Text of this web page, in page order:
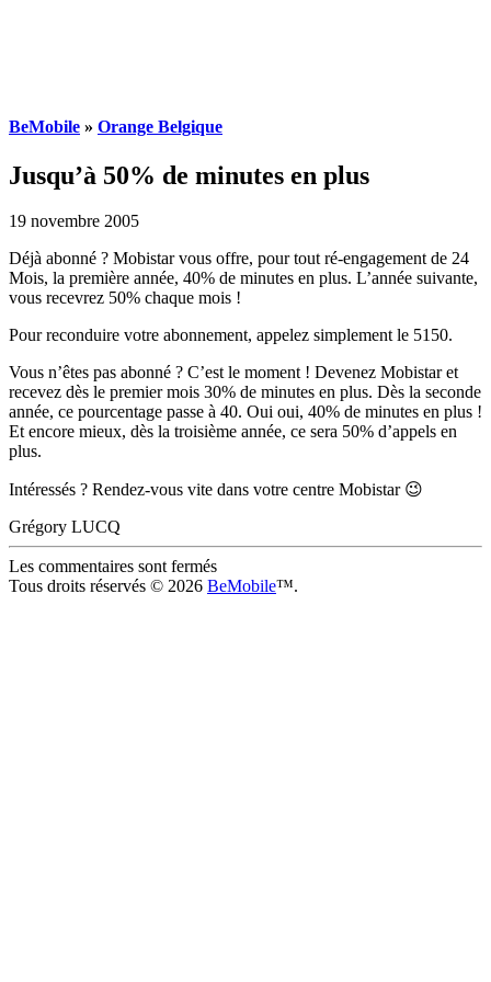
BeMobile » Orange Belgique
Jusqu’à 50% de minutes en plus
19 novembre 2005
Déjà abonné ? Mobistar vous offre, pour tout ré-engagement de 24
Mois, la première année, 40% de minutes en plus. L’année suivante,
vous recevrez 50% chaque mois !
Pour reconduire votre abonnement, appelez simplement le 5150.
Vous n’êtes pas abonné ? C’est le moment ! Devenez Mobistar et
recevez dès le premier mois 30% de minutes en plus. Dès la seconde
année, ce pourcentage passe à 40. Oui oui, 40% de minutes en plus !
Et encore mieux, dès la troisième année, ce sera 50% d’appels en
plus.
Intéressés ? Rendez-vous vite dans votre centre Mobistar 😉
Grégory LUCQ
Les commentaires sont fermés
Tous droits réservés © 2026 BeMobile™.